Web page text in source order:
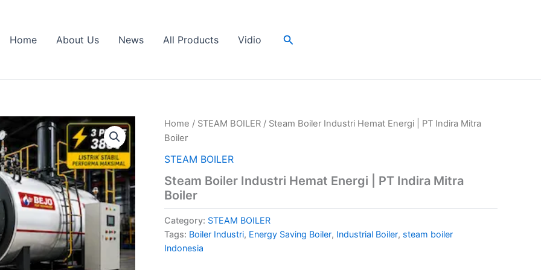
Home About Us News All Products Vidio Search
Home / STEAM BOILER / Steam Boiler Industri Hemat Energi | PT Indira Mitra
Boiler
STEAM BOILER
Steam Boiler Industri Hemat Energi | PT Indira Mitra
Boiler
Category: STEAM BOILER
Tags: Boiler Industri, Energy Saving Boiler, Industrial Boiler, steam boiler
Indonesia